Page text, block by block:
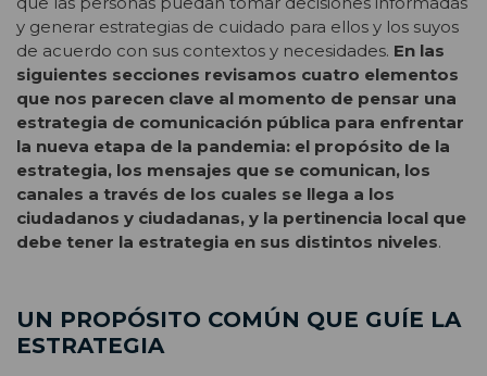
y generar estrategias de cuidado para ellos y los suyos
de acuerdo con sus contextos y necesidades. En las
siguientes secciones revisamos cuatro elementos
que nos parecen clave al momento de pensar una
estrategia de comunicación pública para enfrentar
la nueva etapa de la pandemia: el propósito de la
estrategia, los mensajes que se comunican, los
canales a través de los cuales se llega a los
ciudadanos y ciudadanas, y la pertinencia local que
debe tener la estrategia en sus distintos niveles.
UN PROPÓSITO COMÚN QUE GUÍE LA
ESTRATEGIA